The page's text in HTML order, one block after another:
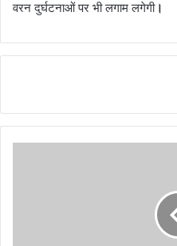
वरन दुर्घटनाओं पर भी लगाम लगेगी।